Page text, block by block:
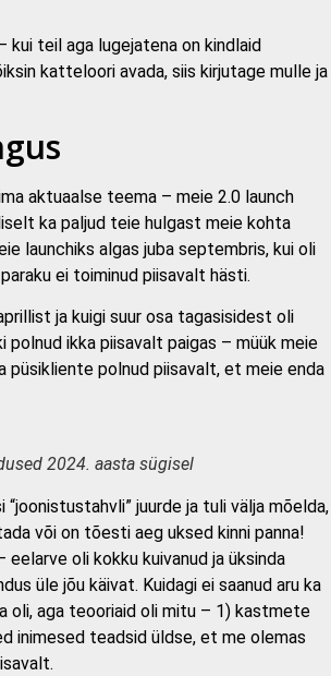
kui teil aga lugejatena on kindlaid
katteloori avada, siis kirjutage mulle ja
aktuaalse teema – meie 2.0 launch
ka paljud teie hulgast meie kohta
launchiks algas juba septembris, kui oli
ei toiminud piisavalt hästi.
ja kuigi suur osa tagasisidest oli
polnud ikka piisavalt paigas – müük meie
püsikliente polnud piisavalt, et meie enda
2024. aasta sügisel
juurde ja tuli välja mõelda,
või on tõesti aeg uksed kinni panna!
oli kokku kuivanud ja üksinda
üle jõu käivat. Kuidagi ei saanud aru ka
oli, aga teooriaid oli mitu – 1) kastmete
inimesed teadsid üldse, et me olemas